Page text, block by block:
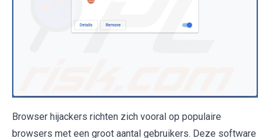
Browser hijackers richten zich vooral op populaire
browsers met een groot aantal gebruikers. Deze software